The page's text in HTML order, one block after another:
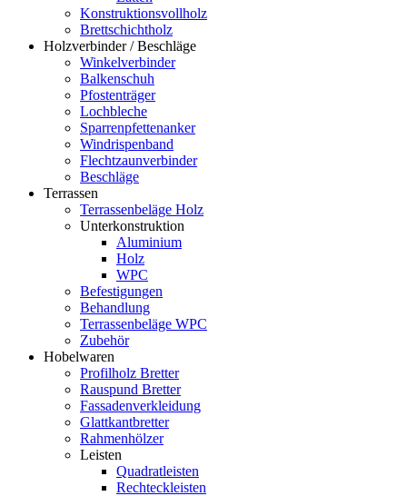
Konstruktionsvollholz
Brettschichtholz
Holzverbinder / Beschläge
Winkelverbinder
Balkenschuh
Pfostenträger
Lochbleche
Sparrenpfettenanker
Windrispenband
Flechtzaunverbinder
Beschläge
Terrassen
Terrassenbeläge Holz
Unterkonstruktion
Aluminium
Holz
WPC
Befestigungen
Behandlung
Terrassenbeläge WPC
Zubehör
Hobelwaren
Profilholz Bretter
Rauspund Bretter
Fassadenverkleidung
Glattkantbretter
Rahmenhölzer
Leisten
Quadratleisten
Rechteckleisten